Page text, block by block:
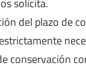
solicita.
del plazo de
conservación